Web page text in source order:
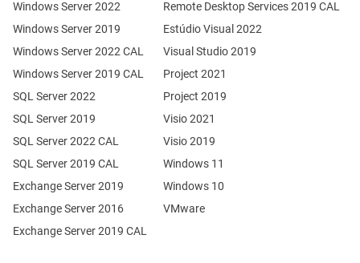
Windows Server 2022
Windows Server 2019
Exchange Server 2019
Exchange Server 2016
SQL Server 2022
SQL Server 2019
Windows Server 2022 CAL
Windows Server 2019 CAL
SQL Server 2022 CAL
SQL Server 2019 CAL
Remote Desktop Services 2019 CAL
Exchange Server 2019 CAL
Estúdio Visual 2022
Visual Studio 2019
Project 2021
Project 2019
Visio 2021
Visio 2019
Windows 11
Windows 10
VMware